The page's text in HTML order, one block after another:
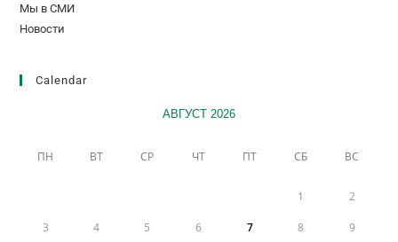
Мы в СМИ
Новости
Calendar
АВГУСТ 2026
ПН ВТ СР ЧТ ПТ СБ ВС
1 2
3 4 5 6 7 8 9